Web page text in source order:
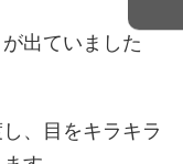
出ていました
、目をキラキラ